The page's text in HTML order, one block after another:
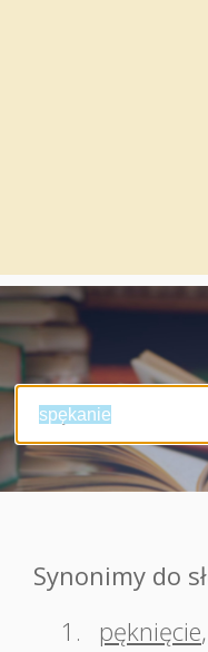
Synonimy do
1.
pęknięcie,